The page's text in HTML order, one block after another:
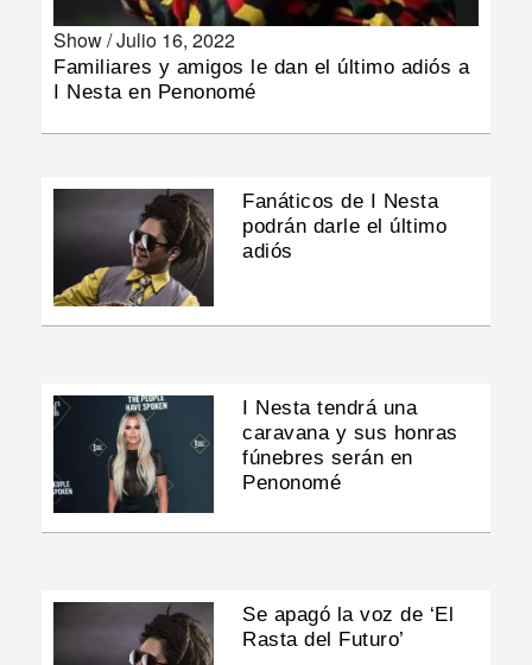
Show /Julio 16, 2022
Familiares y amigos le dan el último adiós a
I Nesta en Penonomé
Fanáticos de I Nesta
podrán darle el último
adiós
I Nesta tendrá una
caravana y sus honras
fúnebres serán en
Penonomé
Se apagó la voz de ‘El
Rasta del Futuro’